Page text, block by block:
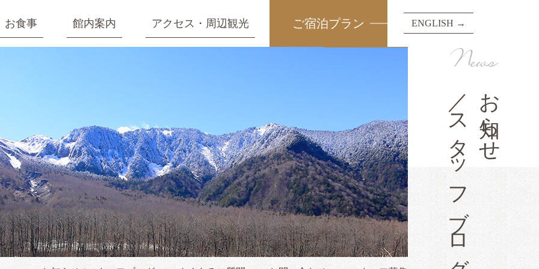
お食事 館内案内 アクセス・周辺観光 ご宿泊プラン ENGLISH →
お知らせ
／スタッフブログ
News